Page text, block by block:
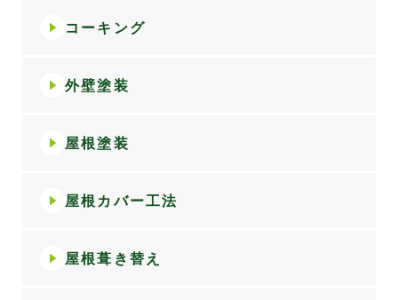
コーキング
外壁塗装
屋根塗装
屋根カバー工法
屋根葺き替え